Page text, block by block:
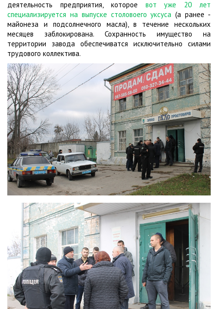
деятельность предприятия, которое вот уже 20 лет
специализируется на выпуске столовоего уксуса (а ранее -
майонеза и подсолнечного масла), в течение нескольких
месяцев заблокирована. Сохранность имущество на
территории завода обеспечиватся исключительно силами
трудового коллектива.